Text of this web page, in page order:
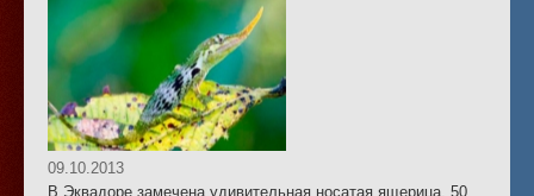
09.10.2013
В Эквадоре замечена удивительная носатая ящерица, 50